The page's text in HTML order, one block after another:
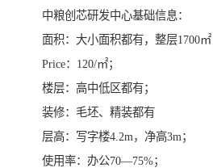
中粮创芯研发中心基础信息：
面积：大小面积都有，整层1700㎡
Price：120/㎡；
楼层：高中低区都有；
装修：毛坯、精装都有
层高：写字楼4.2m，净高3m；
使用率：办公70—75%；